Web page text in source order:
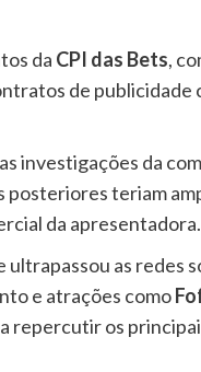
da CPI das Bets,
de publicidade
investigações da
teriam
da apresentadora.
as redes
e atrações como
repercutir os